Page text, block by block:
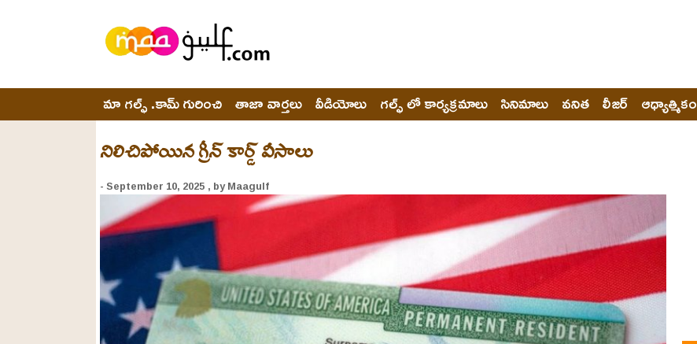
మా గల్ఫ్ .కామ్ గురించి తాజా వార్తలు వీడియోలు గల్ఫ్ లో కార్యక్రమాలు సినిమాలు వనిత లీజర్ ఆధ్యాత్మికం
నిలిచిపోయిన గ్రీన్ కార్డ్ వీసాలు
- September 10, 2025 , by Maagulf